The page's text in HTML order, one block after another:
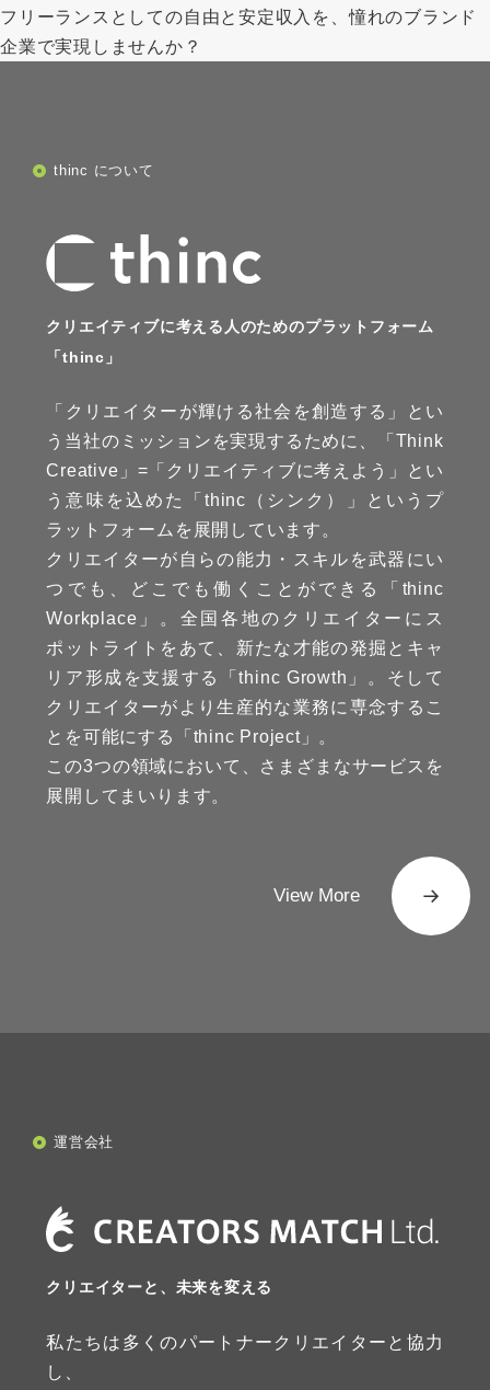
フリーランスとしての自由と安定収入を、憧れのブランド
企業で実現しませんか？
thinc について
クリエイティブに考える人のためのプラットフォーム
「thinc」
「クリエイターが輝ける社会を創造する」とい
う当社のミッションを実現するために、「Think
Creative」=「クリエイティブに考えよう」とい
う意味を込めた「thinc（シンク）」というプ
ラットフォームを展開しています。
クリエイターが自らの能力・スキルを武器にい
つでも、どこでも働くことができる「thinc
Workplace」。全国各地のクリエイターにス
ポットライトをあて、新たな才能の発掘とキャ
リア形成を支援する「thinc Growth」。そして
クリエイターがより生産的な業務に専念するこ
とを可能にする「thinc Project」。
この3つの領域において、さまざまなサービスを
展開してまいります。
View More
運営会社
クリエイターと、未来を変える
私たちは多くのパートナークリエイターと協力
し、